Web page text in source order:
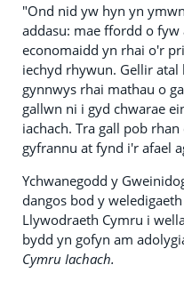
"Ond nid yw hyn yn
addasu: mae ffordd o
economaidd yn rhai o'r
iechyd rhywun. Gellir
gynnwys rhai mathau o
gallwn ni i gyd chwarae
iachach. Tra gall pob
gyfrannu at fynd i'r afael
Ychwanegodd y
dangos bod y
Llywodraeth Cymru i
bydd yn gofyn am
Cymru Iachach.